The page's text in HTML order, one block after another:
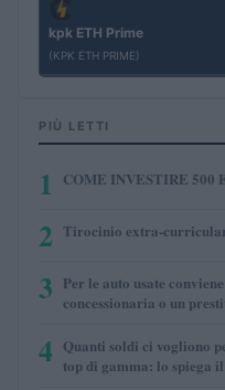
kpk ETH Prime
(KPK ETH PRIME)
PIÙ LETTI
1 COME INVESTIRE 500
2 Tirocinio extra-
3 Per le auto usate
concessionaria o un
4 Quanti soldi ci vogliono
top di gamma: lo spiega